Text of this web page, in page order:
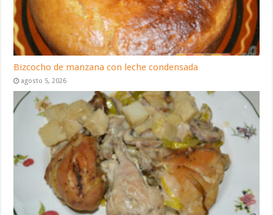
Bizcocho de manzana con leche condensada
agosto 5, 2026